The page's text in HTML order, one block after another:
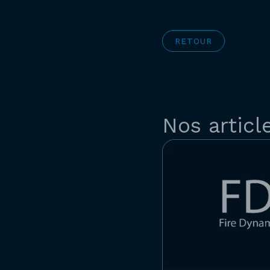
RETOUR
Nos